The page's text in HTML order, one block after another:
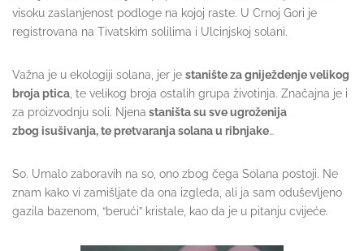
visoku zaslanjenost podloge na kojoj raste. U Crnoj Gori je
registrovana na Tivatskim solilima i Ulcinjskoj solani.
Važna je u ekologiji solana, jer je stanište za gniježdenje velikog
broja ptica, te velikog broja ostalih grupa životinja. Značajna je i
za proizvodnju soli. Njena staništa su sve ugroženija
zbog isušivanja, te pretvaranja solana u ribnjake…
So. Umalo zaboravih na so, ono zbog čega Solana postoji. Ne
znam kako vi zamišljate da ona izgleda, ali ja sam oduševljeno
gazila bazenom, “berući” kristale, kao da je u pitanju cvijeće.